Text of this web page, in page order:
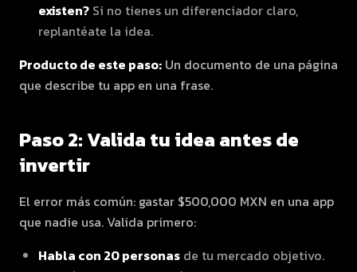
existen? Si no tienes un diferenciador claro,
replantéate la idea.
Producto de este paso: Un documento de una página
que describe tu app en una frase.
Paso 2: Valida tu idea antes de
invertir
El error más común: gastar $500,000 MXN en una app
que nadie usa. Valida primero:
Habla con 20 personas de tu mercado objetivo.